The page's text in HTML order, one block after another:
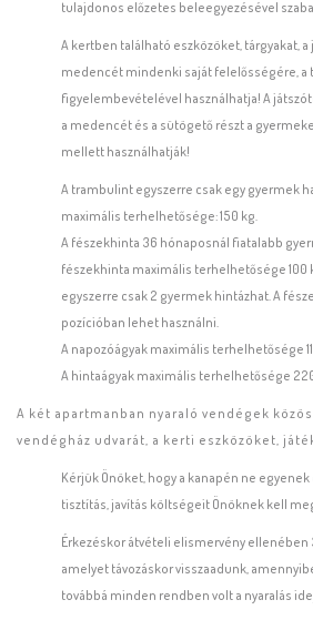
tulajdonos előzetes beleegyezésével
A kertben található eszközöket, tárgyakat,
medencét mindenki saját felelősségére,
figyelembevételével használhatja! A
a medencét és a sütögető részt a
mellett használhatják!
A trambulint egyszerre csak egy gyermek
maximális terhelhetősége: 150 kg.
A fészekhinta 36 hónaposnál fiatalabb
fészekhinta maximális terhelhetősége 100
egyszerre csak 2 gyermek hintázhat. A
pozícióban lehet használni.
A napozóágyak maximális terhelhetősége
A hintaágyak maximális terhelhetősége
A két apartmanban nyaraló vendégek
vendégház udvarát, a kerti eszközöket,
Kérjük Önöket, hogy a kanapén ne egyenek
tisztítás, javítás költségeit Önöknek kell
Érkezéskor átvételi elismervény ellenében
amelyet távozáskor visszaadunk,
továbbá minden rendben volt a nyaralás